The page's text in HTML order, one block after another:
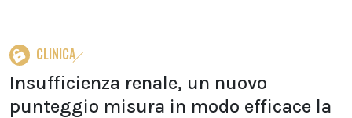
CLINICA
Insufficienza renale, un nuovo
punteggio misura in modo efficace la